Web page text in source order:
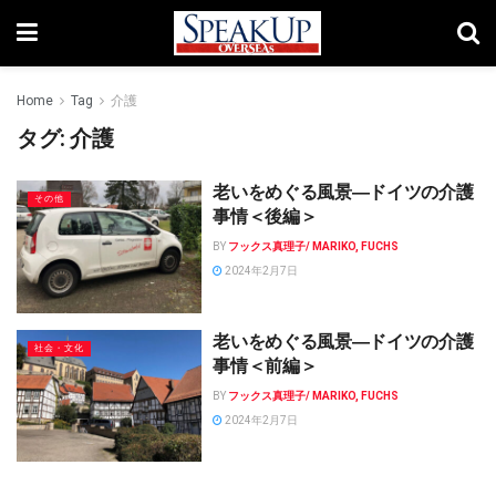
Home Tag 介護
タグ:介護
その他
老いをめぐる風景―ドイツの介護
事情＜後編＞
BY フックス真理子/ MARIKO, FUCHS
2024年2月7日
社会・文化
老いをめぐる風景―ドイツの介護
事情＜前編＞
BY フックス真理子/ MARIKO, FUCHS
2024年2月7日